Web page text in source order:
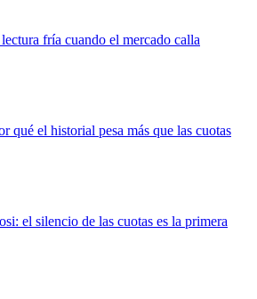
fría cuando el mercado calla
qué el historial pesa más que las cuotas
el silencio de las cuotas es la primera